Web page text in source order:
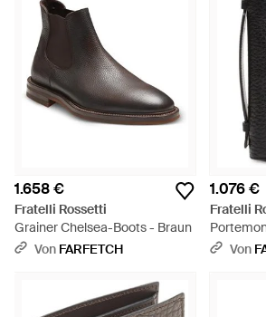
1.658 €
Fratelli Rossetti
Grainer Chelsea-Boots - Braun
Von FARFETCH
1.076 €
Fratelli
Leder -
Von